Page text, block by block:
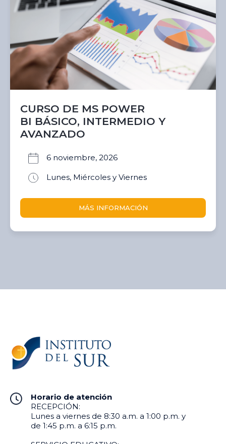
CURSO DE MS POWER
BI BÁSICO, INTERMEDIO Y
AVANZADO
6 noviembre, 2026
Lunes, Miércoles y Viernes
MÁS INFORMACIÓN
Horario de atención
RECEPCIÓN:
Lunes a viernes de 8:30 a.m. a 1:00 p.m. y
de 1:45 p.m. a 6:15 p.m.